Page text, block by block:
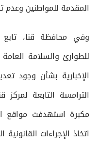
المقدمة للمواطنين وعدم
وفي محافظة قنا،
للطوارئ والسلامة
الإخبارية بشأن وجود
الترامسة التابعة
مكبرة استهدفت مواقع
اتخاذ الإجراءات